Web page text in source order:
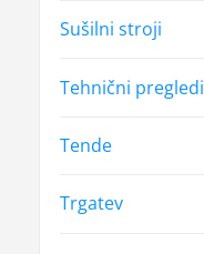
Sušilni stroji
Tehnični pregledi
Tende
Trgatev